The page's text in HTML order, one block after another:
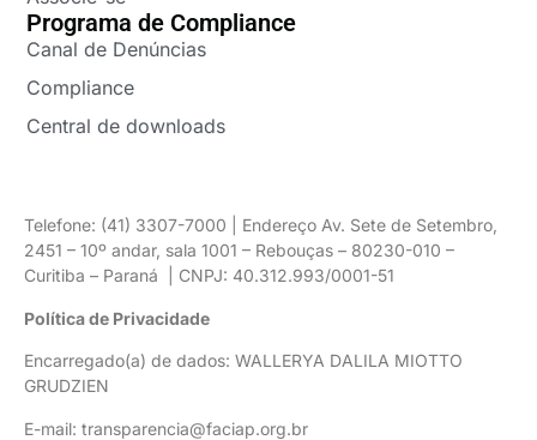
Programa de Compliance
Canal de Denúncias
Compliance
Central de downloads
Telefone: (41) 3307-7000 | Endereço Av. Sete de Setembro,
2451 – 10º andar, sala 1001 – Rebouças – 80230-010 –
Curitiba – Paraná | CNPJ: 40.312.993/0001-51
Política de Privacidade
Encarregado(a) de dados: WALLERYA DALILA MIOTTO
GRUDZIEN
E-mail: transparencia@faciap.org.br